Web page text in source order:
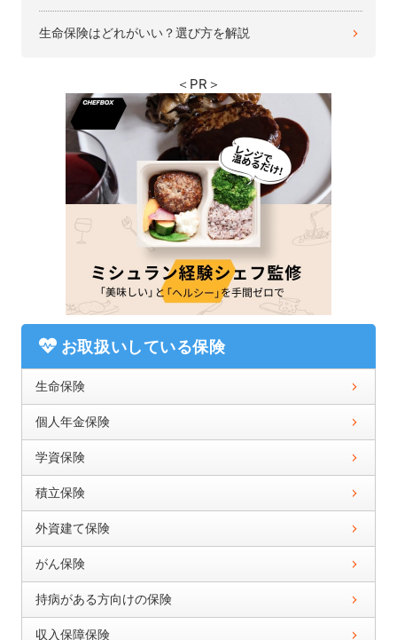
生命保険はどれがいい？選び方を解説
＜PR＞
お取扱いしている保険
生命保険
個人年金保険
学資保険
積立保険
外資建て保険
がん保険
持病がある方向けの保険
収入保障保険